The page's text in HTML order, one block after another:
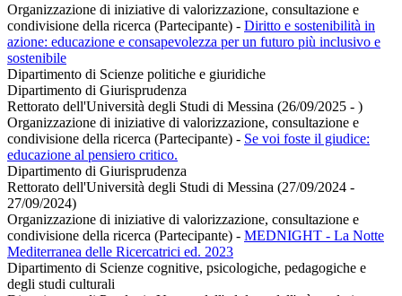
Organizzazione di iniziative di valorizzazione, consultazione e
condivisione della ricerca (Partecipante) - Diritto e sostenibilità in
azione: educazione e consapevolezza per un futuro più inclusivo e
sostenibile
Dipartimento di Scienze politiche e giuridiche
Dipartimento di Giurisprudenza
Rettorato dell'Università degli Studi di Messina (26/09/2025 - )
Organizzazione di iniziative di valorizzazione, consultazione e
condivisione della ricerca (Partecipante) - Se voi foste il giudice:
educazione al pensiero critico.
Dipartimento di Giurisprudenza
Rettorato dell'Università degli Studi di Messina (27/09/2024 -
27/09/2024)
Organizzazione di iniziative di valorizzazione, consultazione e
condivisione della ricerca (Partecipante) - MEDNIGHT - La Notte
Mediterranea delle Ricercatrici ed. 2023
Dipartimento di Scienze cognitive, psicologiche, pedagogiche e
degli studi culturali